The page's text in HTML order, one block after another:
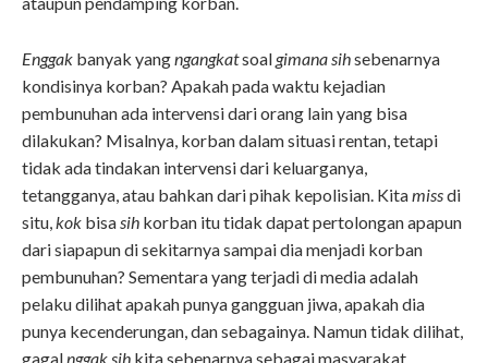
Enggak banyak yangngangkatsoal gimana sihsebenarnya
kondisinya korban? Apakah pada waktu kejadian
pembunuhan ada intervensi dari orang lain yang bisa
dilakukan? Misalnya, korban dalam situasi rentan, tetapi
tidak ada tindakan intervensi dari keluarganya,
tetangganya, atau bahkan dari pihak kepolisian. Kitamissdi
situ,kok bisasih korban itu tidak dapat pertolongan apapun
dari siapapun di sekitarnya sampai dia menjadi korban
pembunuhan? Sementara yang terjadi di media adalah
pelaku dilihat apakah punya gangguan jiwa, apakah dia
punya kecenderungan, dan sebagainya. Namun tidak dilihat,
gagalnggaksih kita sebenarnya sebagai masyarakat